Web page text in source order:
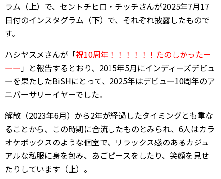
ラム（上）で、セントチヒロ・チッチさんが2025年7月17
日付のインスタグラム（下）で、それぞれ披露したもので
す。
ハシヤスメさんが「祝10周年！！！！！！たのしかったー
ーー」と報告するとおり、2015年5月にインディーズデビュ
ーを果たしたBiSHにとって、2025年はデビュー10周年のア
ニバーサリーイヤーでした。
解散（2023年6月）から2年が経過したタイミングとも重な
ることから、この時期に合流したものとみられ、6人はカラ
オケボックスのような個室で、リラックス感のあるカジュ
アルな私服に身を包み、あごピースをしたり、笑顔を見せ
たりしています（上）。